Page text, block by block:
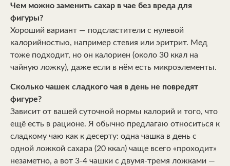
Чем можно заменить сахар в чае без вреда для
фигуры?
Хороший вариант — подсластители с нулевой
калорийностью, например стевия или эритрит. Мед
тоже подходит, но он калориен (около 30 ккал на
чайную ложку), даже если в нём есть микроэлементы.
Сколько чашек сладкого чая в день не повредят
фигуре?
Зависит от вашей суточной нормы калорий и того, что
ещё есть в рационе. Я обычно предлагаю относиться к
сладкому чаю как к десерту: одна чашка в день с
одной ложкой сахара (20 ккал) чаще всего «проходит»
незаметно, а вот 3-4 чашки с двумя-тремя ложками —